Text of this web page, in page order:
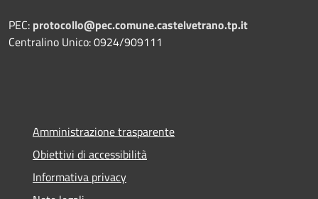
PEC: protocollo@pec.comune.castelvetrano.tp.it
Centralino Unico: 0924/909111
Amministrazione trasparente
Obiettivi di accessibilità
Informativa privacy